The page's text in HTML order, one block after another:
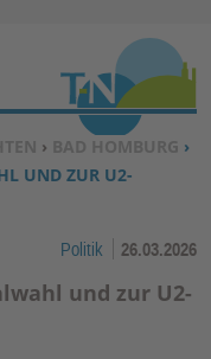
↓
› BAD HOMBURG ›
UND ZUR U2-
Politik 26.03.2026
und zur U2-